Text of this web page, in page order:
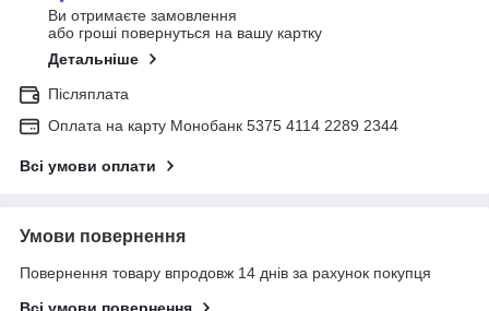
Ви отримаєте замовлення
або гроші повернуться на вашу картку
Детальніше
Післяплата
Оплата на карту Монобанк 5375 4114 2289 2344
Всі умови оплати
Умови повернення
Повернення товару впродовж 14 днів за рахунок покупця